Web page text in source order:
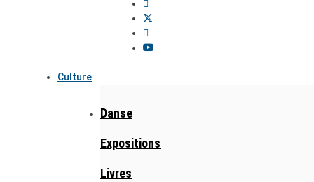
Culture
Danse
Expositions
Livres